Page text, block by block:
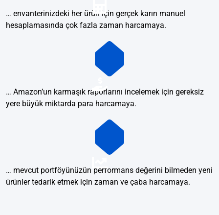
… envanterinizdeki her ürün için gerçek karın manuel
hesaplamasında çok fazla zaman harcamaya.
… Amazon’un karmaşık raporlarını incelemek için gereksiz
yere büyük miktarda para harcamaya.
… mevcut portföyünüzün performans değerini bilmeden yeni
ürünler tedarik etmek için zaman ve çaba harcamaya.